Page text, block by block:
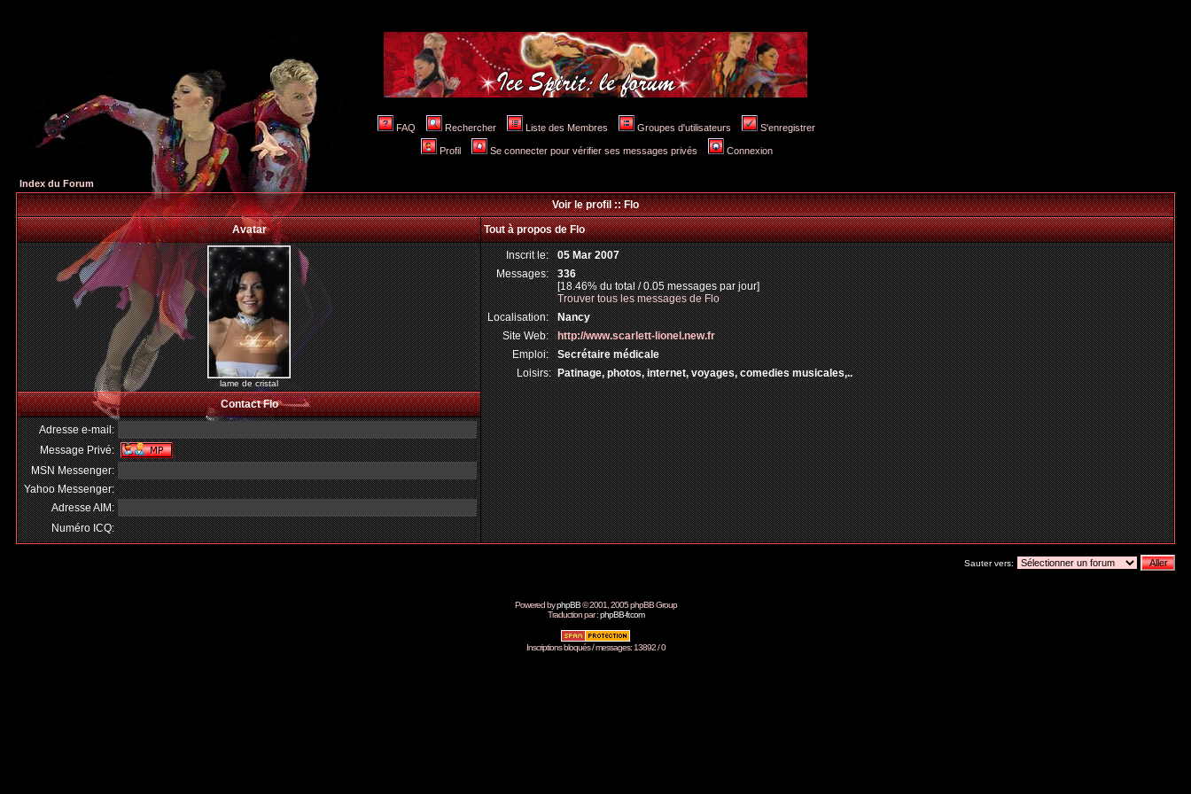
FAQ Rechercher Liste des Membres Groupes d'utilisateurs S'enregistrer
Profil Se connecter pour vérifier ses messages privés Connexion
Index du Forum
Voir le profil :: Flo
Avatar
Tout à propos de Flo
lame de cristal
Inscrit le: 05 Mar 2007
Messages: 336
[18.46% du total / 0.05 messages par jour]
Trouver tous les messages de Flo
Localisation: Nancy
Site Web: http://www.scarlett-lionel.new.fr
Emploi: Secrétaire médicale
Loisirs: Patinage, photos, internet, voyages, comedies musicales,..
Contact Flo
Adresse e-mail:
Message Privé:
MSN Messenger:
Yahoo Messenger:
Adresse AIM:
Numéro ICQ:
Sauter vers:
Powered byphpBB© 2001, 2005 phpBB Group
Traduction par :phpBB-fr.com
Inscriptions bloqués / messages: 13892 / 0